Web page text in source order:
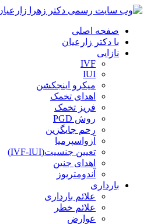
صفحه اصلی
با دکتر زارعیان
نازایی
IVF
IUI
میکرو اینجکشن
اهدای تخمک
فریز تخمک
روش PGD
رحم جایگزین
آزواسپرمیا
تعیین جنسیت(IVF-IUI)
اهدای جنین
آندومتریوز
بارداری
علائم بارداری
علائم خطر
عوارض